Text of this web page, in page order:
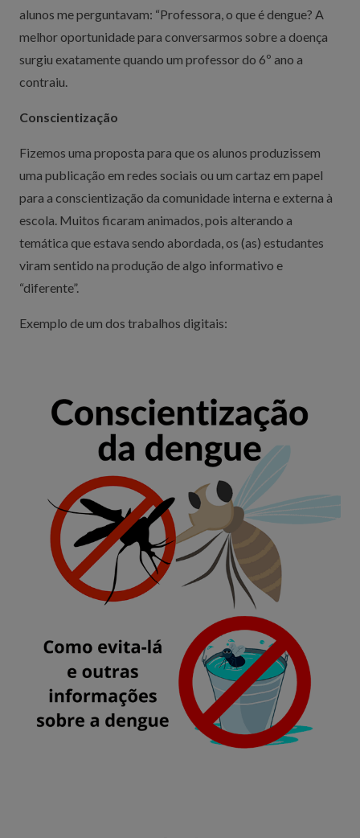
alunos me perguntavam: “Professora, o que é dengue? A
melhor oportunidade para conversarmos sobre a doença
surgiu exatamente quando um professor do 6º ano a
contraiu.
Conscientização
Fizemos uma proposta para que os alunos produzissem
uma publicação em redes sociais ou um cartaz em papel
para a conscientização da comunidade interna e externa à
escola. Muitos ficaram animados, pois alterando a
temática que estava sendo abordada, os (as) estudantes
viram sentido na produção de algo informativo e
“diferente”.
Exemplo de um dos trabalhos digitais: